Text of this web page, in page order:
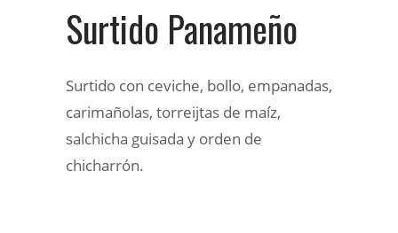
Surtido Panameño
Surtido con ceviche, bollo, empanadas,
carimañolas, torreijtas de maíz,
salchicha guisada y orden de
chicharrón.